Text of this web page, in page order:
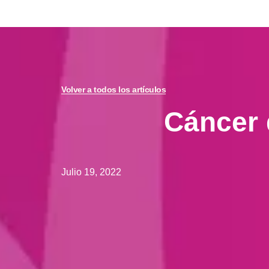
Volver a todos los artículos
Julio 19, 2022